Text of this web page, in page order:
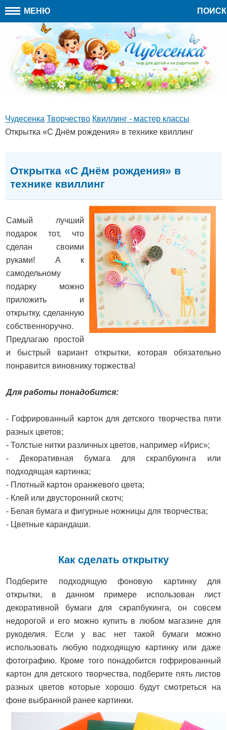
МЕНЮ ПОИСК
Чудесенка Творчество Квиллинг - мастер классы
Открытка «С Днём рождения» в технике квиллинг
Открытка «С Днём рождения» в
технике квиллинг
Самый лучший
подарок тот, что
сделан своими
руками! А к
самодельному
подарку можно
приложить и
открытку, сделанную
собственноручно.
Предлагаю простой
и быстрый вариант открытки, которая обязательно
понравится виновнику торжества!
Для работы понадобится:
- Гофрированный картон для детского творчества пяти
разных цветов;
- Толстые нитки различных цветов, например «Ирис»;
- Декоративная бумага для скрапбукинга или
подходящая картинка;
- Плотный картон оранжевого цвета;
- Клей или двусторонний скотч;
- Белая бумага и фигурные ножницы для творчества;
- Цветные карандаши.
Как сделать открытку
Подберите подходящую фоновую картинку для
открытки, в данном примере использован лист
декоративной бумаги для скрапбукинга, он совсем
недорогой и его можно купить в любом магазине для
рукоделия. Если у вас нет такой бумаги можно
использовать любую подходящую картинку или даже
фотографию. Кроме того понадобится гофрированный
картон для детского творчества, подберите пять листов
разных цветов которые хорошо будут смотреться на
фоне выбранной ранее картинки.